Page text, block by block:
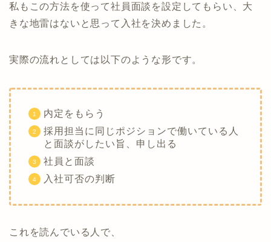
私もこの方法を使って社員面談を設定してもらい、大
きな地雷はないと思って入社を決めました。
実際の流れとしては以下のような形です。
内定をもらう
採用担当に同じポジションで働いている人
と面談がしたい旨、申し出る
社員と面談
入社可否の判断
これを読んでいる人で、